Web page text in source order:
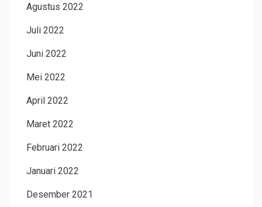
Agustus 2022
Juli 2022
Juni 2022
Mei 2022
April 2022
Maret 2022
Februari 2022
Januari 2022
Desember 2021